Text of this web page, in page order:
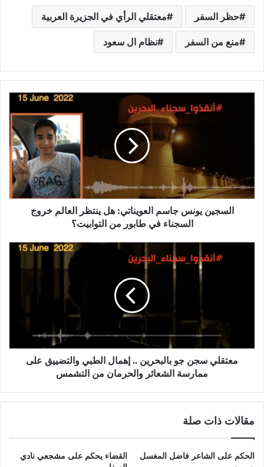
حظر السفر معتقلي الرأي في الجزيرة العربية
منع من السفر نظام ال سعود
السجين يونس جاسم العويناتي: هل ينتظر العالم خروج
السجناء في طابور من التوابيت؟
معتقلي سجن جو بالبحرين .. إهمال الطبي والتضييق على
ممارسة الشعائر والحرمان من التشمس
مقالات ذات صلة
الحكم على الشاعر فاضل المغسل
القضاء يحكم على مشجعي نادي